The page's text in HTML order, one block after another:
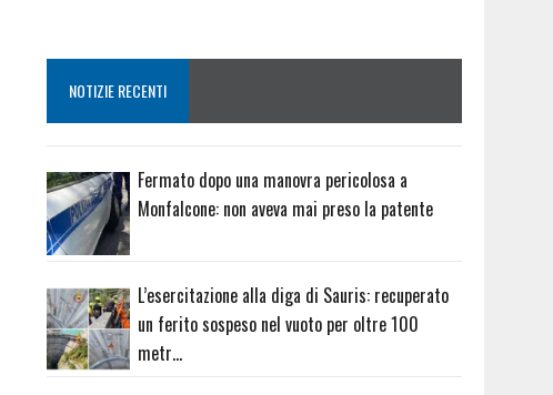
NOTIZIE RECENTI
Fermato dopo una manovra pericolosa a
Monfalcone: non aveva mai preso la patente
L’esercitazione alla diga di Sauris: recuperato
un ferito sospeso nel vuoto per oltre 100
metr…